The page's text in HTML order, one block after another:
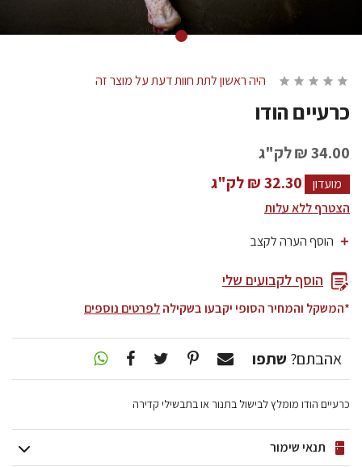
היה ראשון לתת חוות דעת על מוצר זה
כרעיים הודו
34.00 ₪ לק"ג
מועדון 32.30 ₪ לק"ג
הצטרף ללא עלות
הוסף לקבועים שלי
*המשקל והמחיר הסופי יקבעו בשקילהלפרטים נוספים
אהבתם? שתפו
כרעיים הודו מומלץ לבישול בתנור או בתבשילי קדירה
תנאי שימור